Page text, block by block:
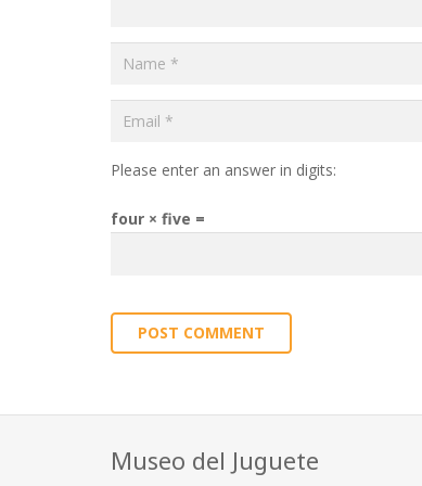
Please enter an answer in digits:
four × five =
POST COMMENT
Museo del Juguete